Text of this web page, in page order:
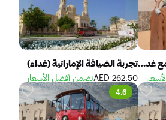
تجربة الضيافة الإماراتية مع غداء متأخرتجربة الضيافة الإماراتية (غداء)
262.50 AED نضمن أفضل الأسعار
4.6